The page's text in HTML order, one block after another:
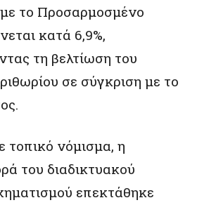
το Προσαρμοσμένο
κατά 6,9%,
τη βελτίωση του
σε σύγκριση με το
τοπικό νόμισμα, η
του διαδικτυακού
επεκτάθηκε